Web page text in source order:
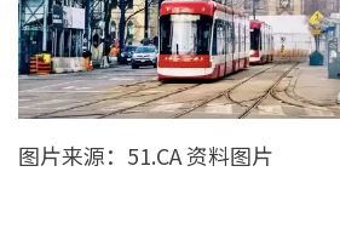
图片来源：51.CA 资料图片